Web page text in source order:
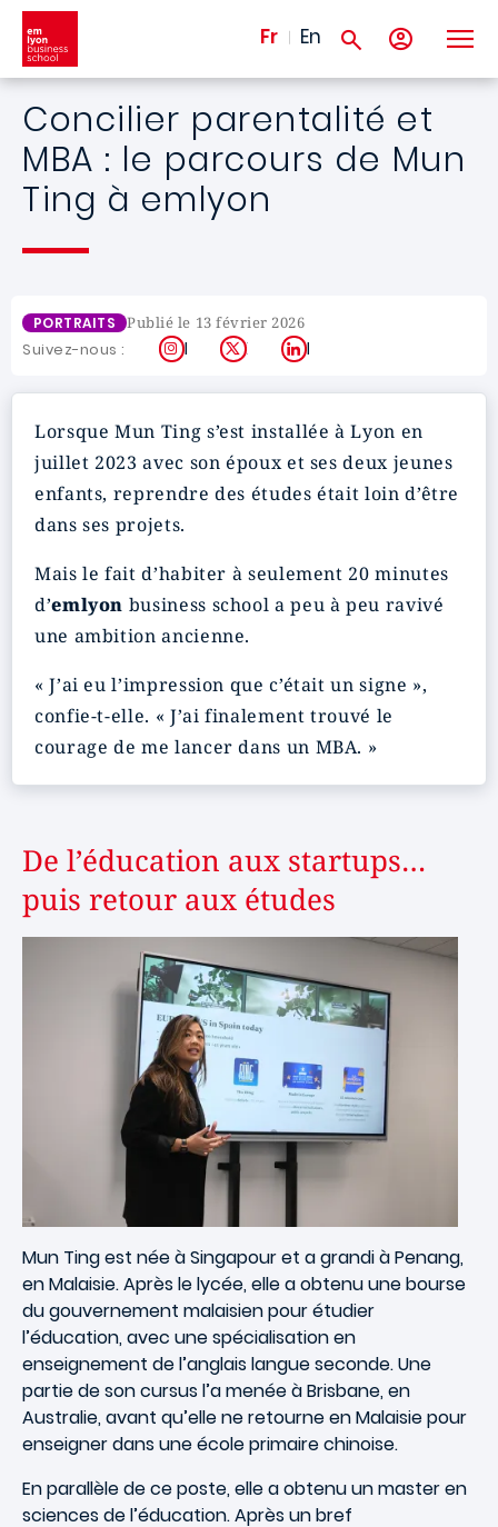
Aller au contenu principal
Fr En
Concilier parentalité et
MBA : le parcours de Mun
Ting à emlyon
PORTRAITS Publié le 13 février 2026
Suivez-nous : Instagram
X LinkedIn
Lorsque Mun Ting s’est installée à Lyon en
juillet 2023 avec son époux et ses deux jeunes
enfants, reprendre des études était loin d’être
dans ses projets.
Mais le fait d’habiter à seulement 20 minutes
d’emlyon business school a peu à peu ravivé
une ambition ancienne.
« J’ai eu l’impression que c’était un signe »,
confie-t-elle. « J’ai finalement trouvé le
courage de me lancer dans un MBA. »
De l’éducation aux startups…
puis retour aux études
Mun Ting est née à Singapour et a grandi à Penang,
en Malaisie. Après le lycée, elle a obtenu une bourse
du gouvernement malaisien pour étudier
l’éducation, avec une spécialisation en
enseignement de l’anglais langue seconde. Une
partie de son cursus l’a menée à Brisbane, en
Australie, avant qu’elle ne retourne en Malaisie pour
enseigner dans une école primaire chinoise.
En parallèle de ce poste, elle a obtenu un master en
sciences de l’éducation. Après un bref